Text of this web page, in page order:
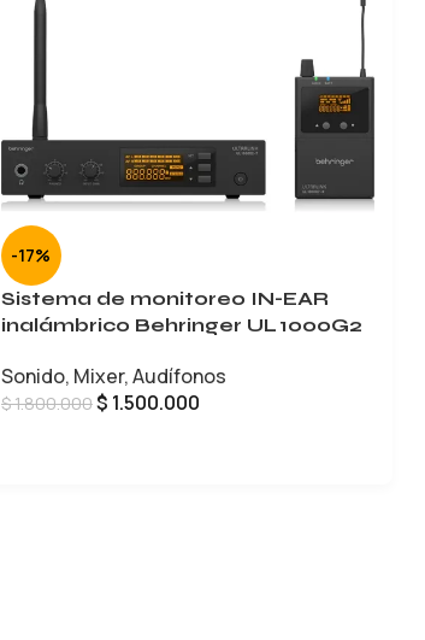
-17%
Sistema de monitoreo IN-EAR
inalámbrico Behringer UL 1000G2
Sonido, Mixer,Audífonos
$1.800.000$ 1.500.000